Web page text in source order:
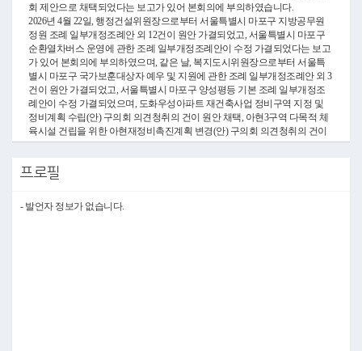
회 제안으로 채택되었다는 보고가 있어 본회의에 부의하였습니다.
2026년 4월 22일, 행정건설위원장으로부터 서울특별시 마포구 지방공무원
정원 조례 일부개정조례안 외 12건이 원안 가결되었고, 서울특별시 마포구
순환열차버스 운영에 관한 조례 일부개정조례안이 수정 가결되었다는 보고
가 있어 본회의에 부의하였으며, 같은 날, 복지도시위원장으로부터 서울특
별시 마포구 국가보훈대상자 예우 및 지원에 관한 조례 일부개정조례안 외 3
건이 원안 가결되었고, 서울특별시 마포구 양성평등 기본 조례 일부개정조
례안이 수정 가결되었으며, 도화우성아파트 재건축사업 정비구역 지정 및
정비계획 수립(안) 구의회 의견청취의 건이 원안 채택, 아현3구역 다목적 체
육시설 건립을 위한 아현재정비촉진계획 변경(안) 구의회 의견청취의 건이
조건부 채택되었다는 보고가 있어 본회의에 부의하였습니다.
서울특별시 마포구 고령친화도시 조성 기금 설치 및 운용 조례안, 서울특별
고드립니다.
자세한 내용은 전자회의자료를 참고하여 주시기 바라며, 이상으로 보고를
프로필
- 발언자 정보가 없습니다.